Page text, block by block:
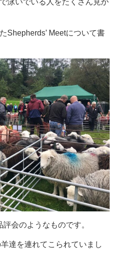
泳いでいる人をたくさん見か
Shepherds’ Meetについて書
会のようなものです。
達を連れてこられていまし